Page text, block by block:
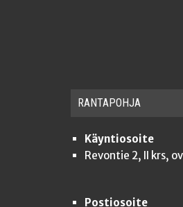
RAN­TA­POH­JA
Käyntiosoite
Revontie 2, II krs,
Postiosoite